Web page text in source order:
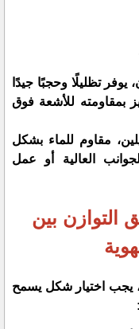
تظليلًا وحجبًا جيدًا
تصل إلى 95%. يتميز بمقاومته للأشعة فوق
مقاوم للماء بشكل
العالية أو عمل
التوازن بين
يجب اختيار شكل يسمح